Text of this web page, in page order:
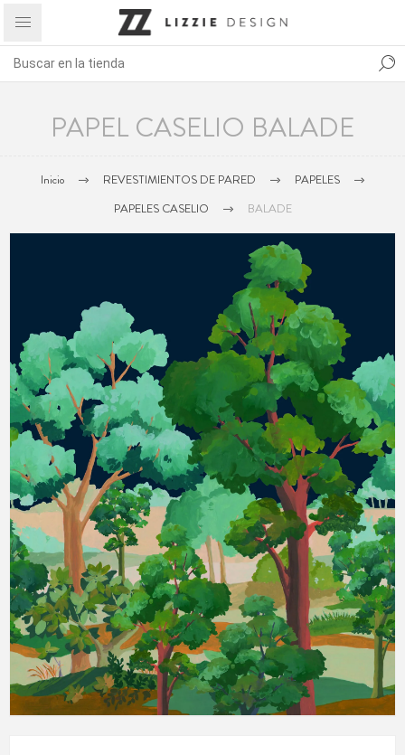
PAPEL CASELIO BALADE
Inicio REVESTIMIENTOS DE PARED
PAPELES
PAPELES CASELIO
BALADE